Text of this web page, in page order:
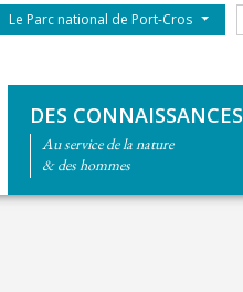
Menu du parc
Le Parc national de Port-Cros
DES CONNAISSANCES
Au service de la nature
& des hommes